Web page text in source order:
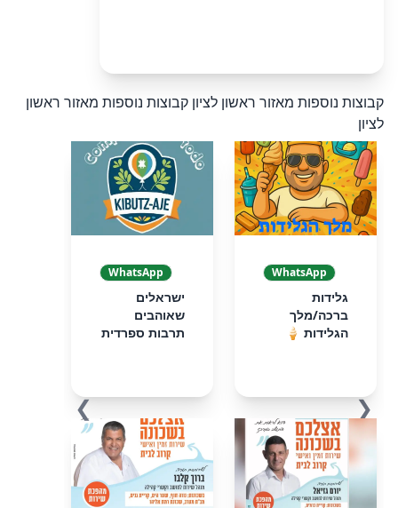
קבוצות נוספות מאזור ראשון לציון קבוצות נוספות מאזור ראשון
לציון
❮
WhatsApp
גלידות
ברכה/מלך
הגלידות 🍦
WhatsApp
ישראלים
שאוהבים
תרבות ספרדית
❯